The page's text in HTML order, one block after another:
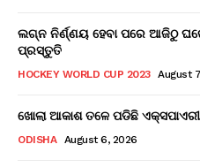
ଲଗ୍ନ ନିର୍ଣ୍ଣୟ ହେବା ପରେ ଆଜିଠୁ
ପ୍ରସ୍ତୁତି
HOCKEY WORLD CUP 2023 August
ଖୋଲା ଆକାଶ ତଳେ ପଡିଛି
ODISHA August 6, 2026